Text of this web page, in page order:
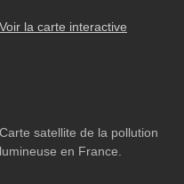
Voir la carte interactive
Carte satellite de la pollution
lumineuse en France.